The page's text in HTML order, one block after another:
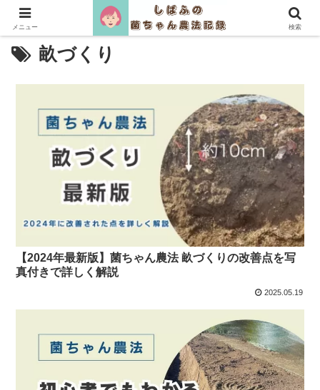
畝づくり
【2024年最新版】菌ちゃん農法 畝づくりの改善点を写
真付きで詳しく解説
2025.05.19
メニュー 検索